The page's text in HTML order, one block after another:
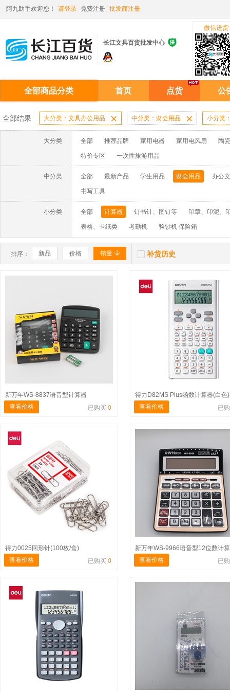
阿九助手欢迎您！ 请登录 免费注册 批发商注册
长江文具百货批发中心 
微信进货
全部商品分类 首页 点货 公
全部结果 大分类：文具办公用品  中分类：财会用品  小分类
大分类 全部 推荐品牌 家用电器 家用电风扇 陶
特价专区 一次性旅游用品
中分类 全部 最新产品 学生用品 财会用品 办公
书写工具
小分类 全部 计算器 钉书针、图钉等 印章、印泥、
表格、卡纸类 考勤机 验钞机 保险箱
排序： 新品 价格 销量   补货历史
新万年WS-8837语音型计算器
查看价格
已购买 0
得力D82MS Plus函数计算器(白色
查看价格
已
得力0025回形针(100枚/盒)
查看价格
已购买 0
新万年WS-9966语音型12位数计
查看价格
已